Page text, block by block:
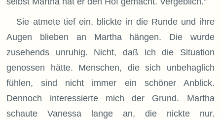
Sie atmete tief ein, blickte in die Runde und ihre
Augen blieben an Martha hängen. Die wurde
zusehends unruhig. Nicht, daß ich die Situation
genossen hätte. Menschen, die sich unbehaglich
fühlen, sind nicht immer ein schöner Anblick.
Dennoch interessierte mich der Grund. Martha
schaute Vanessa lange an, die nickte nur.